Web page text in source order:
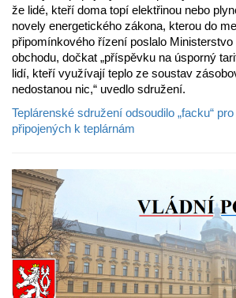
že lidé, kteří doma topí elektřinou nebo
novely energetického zákona, kterou do
připomínkového řízení poslalo
obchodu, dočkat „příspěvku na úsporný
lidí, kteří využívají teplo ze soustav
nedostanou nic,“ uvedlo sdružení.
Teplárenské sdružení odsoudilo „facku“
připojených k teplárnám